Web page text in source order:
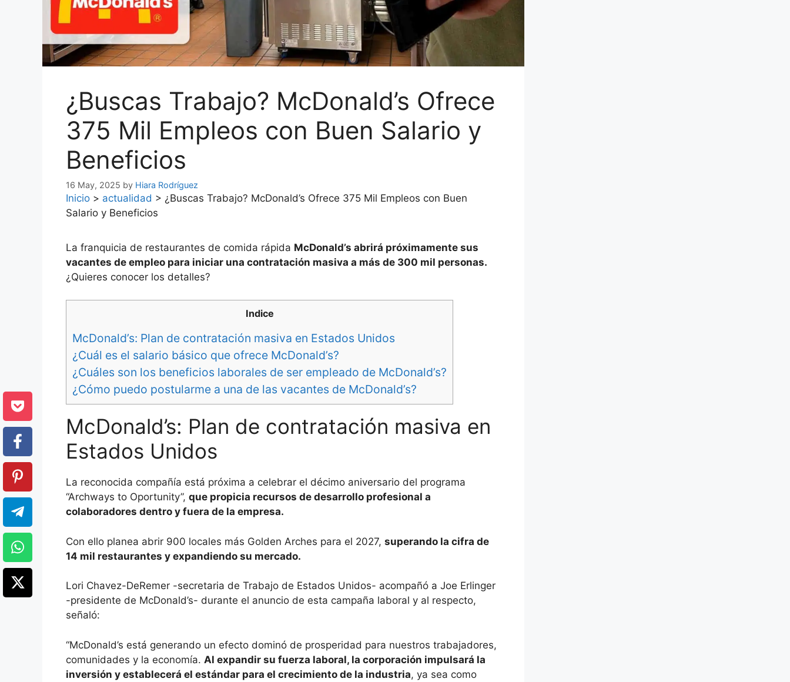
¿Buscas Trabajo? McDonald’s Ofrece
375 Mil Empleos con Buen Salario y
Beneficios
16 May, 2025 by Hiara Rodríguez
Inicio > actualidad > ¿Buscas Trabajo? McDonald’s Ofrece 375 Mil Empleos con Buen
Salario y Beneficios
La franquicia de restaurantes de comida rápida McDonald’s abrirá próximamente sus
vacantes de empleo para iniciar una contratación masiva a más de 300 mil personas.
¿Quieres conocer los detalles?
Indice
McDonald’s: Plan de contratación masiva en Estados Unidos
¿Cuál es el salario básico que ofrece McDonald’s?
¿Cuáles son los beneficios laborales de ser empleado de McDonald’s?
¿Cómo puedo postularme a una de las vacantes de McDonald’s?
McDonald’s: Plan de contratación masiva en
Estados Unidos
La reconocida compañía está próxima a celebrar el décimo aniversario del programa
“Archways to Oportunity”, que propicia recursos de desarrollo profesional a
colaboradores dentro y fuera de la empresa.
Con ello planea abrir 900 locales más Golden Arches para el 2027, superando la cifra de
14 mil restaurantes y expandiendo su mercado.
Lori Chavez-DeRemer -secretaria de Trabajo de Estados Unidos- acompañó a Joe Erlinger
-presidente de McDonald’s- durante el anuncio de esta campaña laboral y al respecto,
señaló:
“McDonald’s está generando un efecto dominó de prosperidad para nuestros trabajadores,
comunidades y la economía. Al expandir su fuerza laboral, la corporación impulsará la
inversión y establecerá el estándar para el crecimiento de la industria, ya sea como